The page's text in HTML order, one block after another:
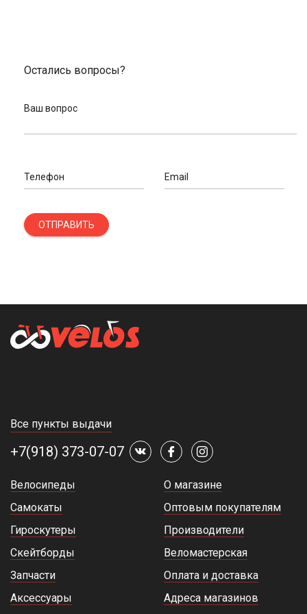
подшипники и другие детали на байк.
Остались вопросы?
Ваш вопрос
Телефон Email
ОТПРАВИТЬ
Все пункты выдачи
+7(918) 373-07-07
Велосипеды
Самокаты
Гироскутеры
Скейтборды
Запчасти
Аксессуары
О магазине
Оптовым покупателям
Производители
Веломастерская
Оплата и доставка
Адреса магазинов